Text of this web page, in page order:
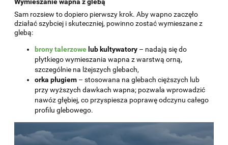
Sam rozsiew to dopiero pierwszy krok. Aby wapno zaczęło
działać szybciej i skuteczniej, powinno zostać wymieszane z
glebą:
brony talerzowe lub kultywatory – nadają się do
płytkiego wymieszania wapna z warstwą orną,
szczególnie na lżejszych glebach,
orka pługiem – stosowana na glebach cięższych lub
przy wyższych dawkach wapna; pozwala wprowadzić
nawóz głębiej, co przyspiesza poprawę odczynu całego
profilu glebowego.